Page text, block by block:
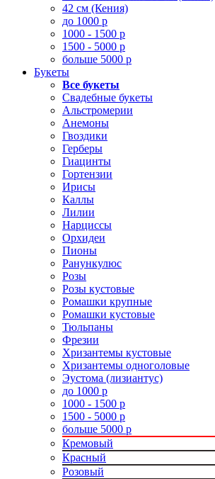
42 см (Кения)
до 1000 р
1000 - 1500 р
1500 - 5000 р
больше 5000 р
Букеты
Все букеты
Свадебные букеты
Альстромерии
Анемоны
Гвоздики
Герберы
Гиацинты
Гортензии
Ирисы
Каллы
Лилии
Нарциссы
Орхидеи
Пионы
Ранункулюс
Розы
Розы кустовые
Ромашки крупные
Ромашки кустовые
Тюльпаны
Фрезии
Хризантемы кустовые
Хризантемы одноголовые
Эустома (лизиантус)
до 1000 р
1000 - 1500 р
1500 - 5000 р
больше 5000 р
Кремовый
Красный
Розовый